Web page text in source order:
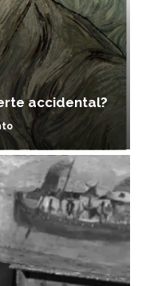
accidental?